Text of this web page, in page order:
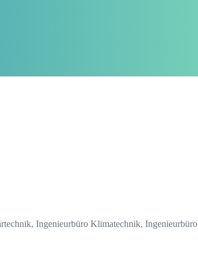
Ingenieurbüro Klimatechnik, Ingenieurbüro